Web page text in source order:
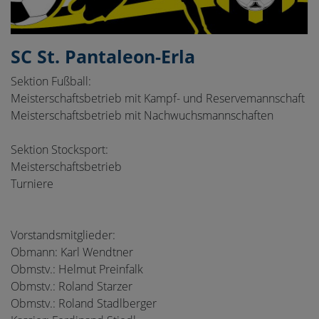
SC St. Pantaleon-Erla
Sektion Fußball:
Meisterschaftsbetrieb mit Kampf- und Reservemannschaft
Meisterschaftsbetrieb mit Nachwuchsmannschaften
Sektion Stocksport:
Meisterschaftsbetrieb
Turniere
Vorstandsmitglieder:
Obmann: Karl Wendtner
Obmstv.: Helmut Preinfalk
Obmstv.: Roland Starzer
Obmstv.: Roland Stadlberger